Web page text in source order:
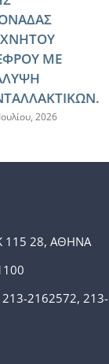
ΜΕ
2026
115 28, ΑΘΗΝΑ
213-2162572, 213-